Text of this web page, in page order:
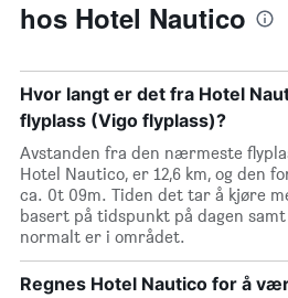
hos Hotel Nautico
Hvor langt er det fra Hotel
flyplass (Vigo flyplass)?
Avstanden fra den nærmeste
Hotel Nautico, er 12,6 km, og den
ca. 0t 09m. Tiden det tar å kjøre
basert på tidspunkt på dagen
normalt er i området.
Regnes Hotel Nautico for å